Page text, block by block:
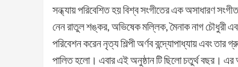
সন্ধ্যায় পরিবেশিত হয় বিশ্ব সংগীতের এক
নেন রাতুল শঙ্কর, অভিষেক মল্লিক, মৈনাক নাগ চৌধুরী
পরিবেশন করেন নৃত্য শিল্পী অর্ণব বন্দ্যোপাধ্যায় এবং
পালিত হলো। এবার এই অনুষ্ঠান টি ছিলো চতুর্থ বছর। এর